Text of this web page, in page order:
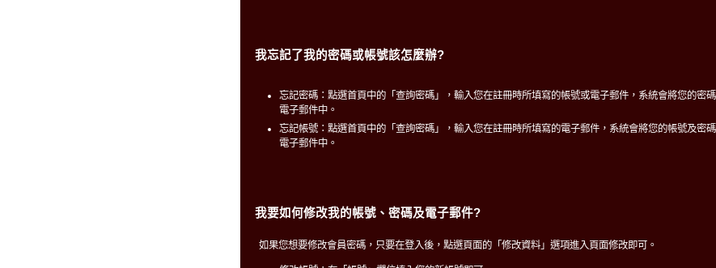
我忘記了我的密碼或帳號該怎麼辦?
忘記密碼：點選首頁中的「查詢密碼」，輸入您在註冊時所填寫的帳號或電子郵件，系統會將您的密
電子郵件中。
忘記帳號：點選首頁中的「查詢密碼」，輸入您在註冊時所填寫的電子郵件，系統會將您的帳號及密
電子郵件中。
我要如何修改我的帳號、密碼及電子郵件?
如果您想要修改會員密碼，只要在登入後，點選頁面的「修改資料」選項進入頁面修改即可。